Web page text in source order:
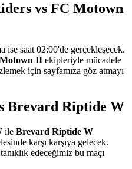
vs FC Motown
ise saat 02:00'de gerçekleşecek.
II ekipleriyle mücadele
için sayfamıza göz atmayı
Brevard Riptide W
ile Brevard Riptide W
karşı karşıya gelecek.
edeceğimiz bu maçı